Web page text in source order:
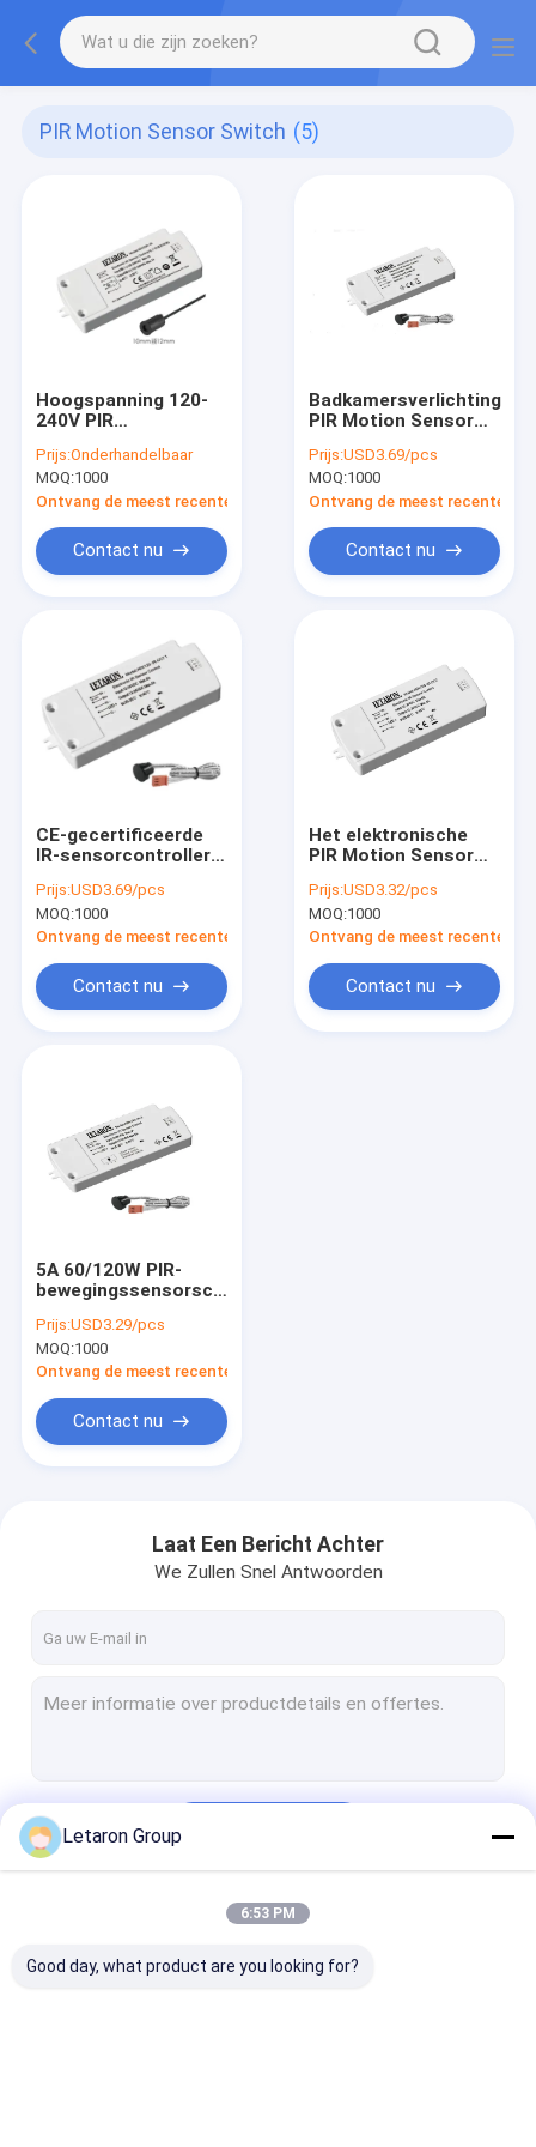
PIR Motion Sensor Switch (5)
Hoogspanning 120-
240V PIR
Schakelaar voor
Smart Home
Kastverlichting
Prijs:Onderhandelbaar
MOQ:1000
Ontvang de meest recente Prijs
Contact nu
Badkamersverlichting
PIR Motion Sensor
van Aanpassingsirl
Prijs:USD3.69/pcs
MOQ:1000
Ontvang de meest recente
Contact nu
CE-gecertificeerde
IR-sensorcontroller
voor
badkamerverlichting
Prijs:USD3.69/pcs
MOQ:1000
Ontvang de meest recente Prijs
Contact nu
Het elektronische
PIR Motion Sensor
Lichte TUV
Certificaat van Ce
Prijs:USD3.32/pcs
MOQ:1000
Ontvang de meest recente
Contact nu
5A 60/120W PIR-
bewegingssensorschakelaar,
met CE-goedkeuring
Prijs:USD3.29/pcs
MOQ:1000
Ontvang de meest recente Prijs
Contact nu
Laat Een Bericht Achter
We Zullen Snel Antwoorden
Letaron Group
6:53 PM
Good day, what product are you looking for?